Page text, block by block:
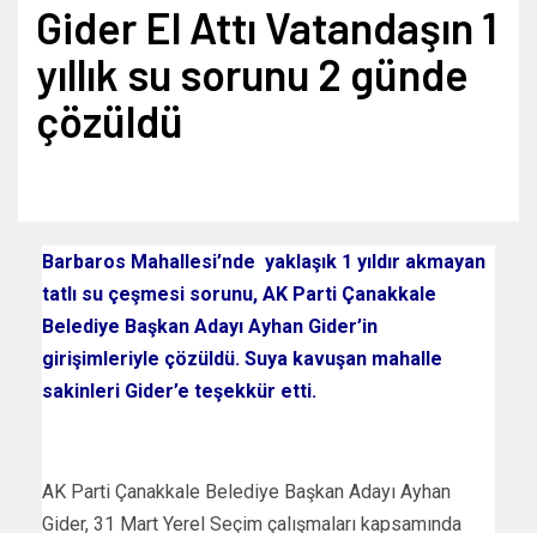
Gider El Attı Vatandaşın 1
yıllık su sorunu 2 günde
çözüldü
Barbaros Mahallesi’nde yaklaşık 1 yıldır akmayan
tatlı su çeşmesi sorunu, AK Parti Çanakkale
Belediye Başkan Adayı Ayhan Gider’in
girişimleriyle çözüldü. Suya kavuşan mahalle
sakinleri Gider’e teşekkür etti.
AK Parti Çanakkale Belediye Başkan Adayı Ayhan
Gider, 31 Mart Yerel Seçim çalışmaları kapsamında